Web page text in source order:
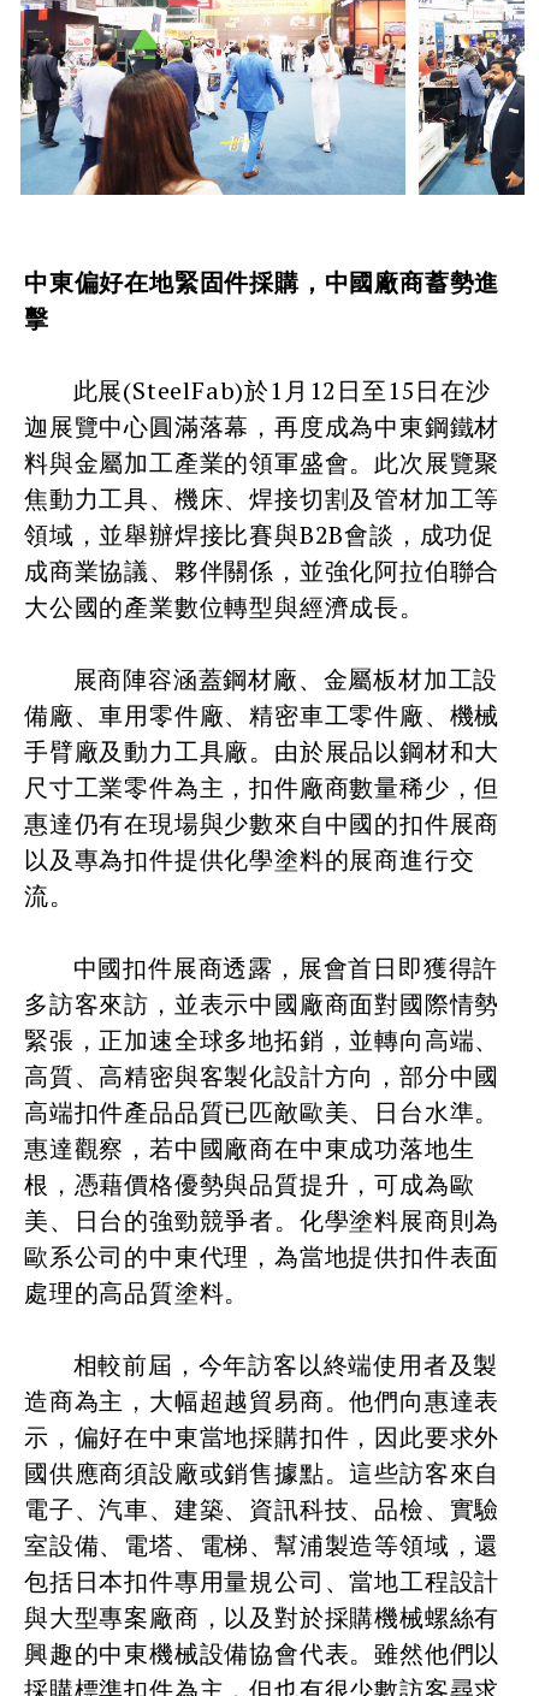
中東偏好在地緊固件採購，中國廠商蓄勢進
擊
此展(SteelFab)於1月12日至15日在沙
迦展覽中心圓滿落幕，再度成為中東鋼鐵材
料與金屬加工產業的領軍盛會。此次展覽聚
焦動力工具、機床、焊接切割及管材加工等
領域，並舉辦焊接比賽與B2B會談，成功促
成商業協議、夥伴關係，並強化阿拉伯聯合
大公國的產業數位轉型與經濟成長。
展商陣容涵蓋鋼材廠、金屬板材加工設
備廠、車用零件廠、精密車工零件廠、機械
手臂廠及動力工具廠。由於展品以鋼材和大
尺寸工業零件為主，扣件廠商數量稀少，但
惠達仍有在現場與少數來自中國的扣件展商
以及專為扣件提供化學塗料的展商進行交
流。
中國扣件展商透露，展會首日即獲得許
多訪客來訪，並表示中國廠商面對國際情勢
緊張，正加速全球多地拓銷，並轉向高端、
高質、高精密與客製化設計方向，部分中國
高端扣件產品品質已匹敵歐美、日台水準。
惠達觀察，若中國廠商在中東成功落地生
根，憑藉價格優勢與品質提升，可成為歐
美、日台的強勁競爭者。化學塗料展商則為
歐系公司的中東代理，為當地提供扣件表面
處理的高品質塗料。
相較前屆，今年訪客以終端使用者及製
造商為主，大幅超越貿易商。他們向惠達表
示，偏好在中東當地採購扣件，因此要求外
國供應商須設廠或銷售據點。這些訪客來自
電子、汽車、建築、資訊科技、品檢、實驗
室設備、電塔、電梯、幫浦製造等領域，還
包括日本扣件專用量規公司、當地工程設計
與大型專案廠商，以及對於採購機械螺絲有
興趣的中東機械設備協會代表。雖然他們以
採購標準扣件為主，但也有很少數訪客尋求